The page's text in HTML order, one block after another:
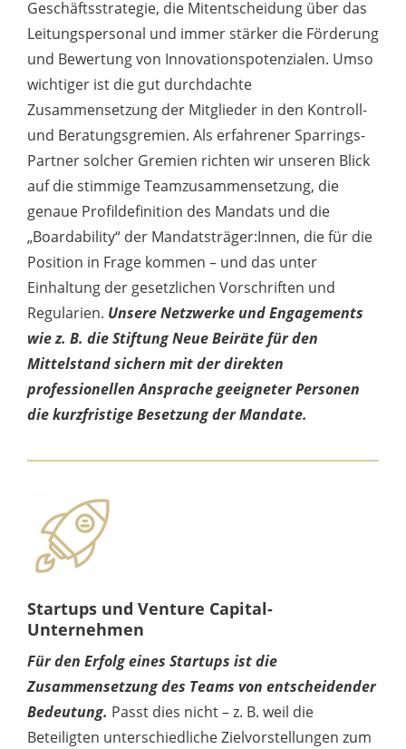
Geschäftsstrategie, die Mitentscheidung über das
Leitungspersonal und immer stärker die Förderung
und Bewertung von Innovationspotenzialen. Umso
wichtiger ist die gut durchdachte
Zusammensetzung der Mitglieder in den Kontroll-
und Beratungsgremien. Als erfahrener Sparrings-
Partner solcher Gremien richten wir unseren Blick
auf die stimmige Teamzusammensetzung, die
genaue Profildefinition des Mandats und die
„Boardability“ der Mandatsträger:Innen, die für die
Position in Frage kommen – und das unter
Einhaltung der gesetzlichen Vorschriften und
Regularien. Unsere Netzwerke und Engagements
wie z. B. die Stiftung Neue Beiräte für den
Mittelstand sichern mit der direkten
professionellen Ansprache geeigneter Personen
die kurzfristige Besetzung der Mandate.
Startups und Venture Capital-
Unternehmen
Für den Erfolg eines Startups ist die
Zusammensetzung des Teams von entscheidender
Bedeutung. Passt dies nicht – z. B. weil die
Beteiligten unterschiedliche Zielvorstellungen zum